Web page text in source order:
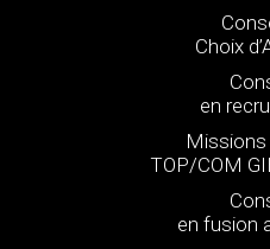
Choix
en
TOP/COM
en fusion